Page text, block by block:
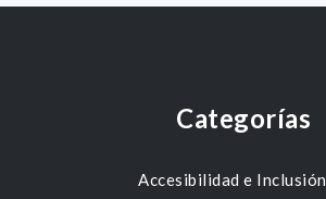
Categorías
Accesibilidad e Inclusión